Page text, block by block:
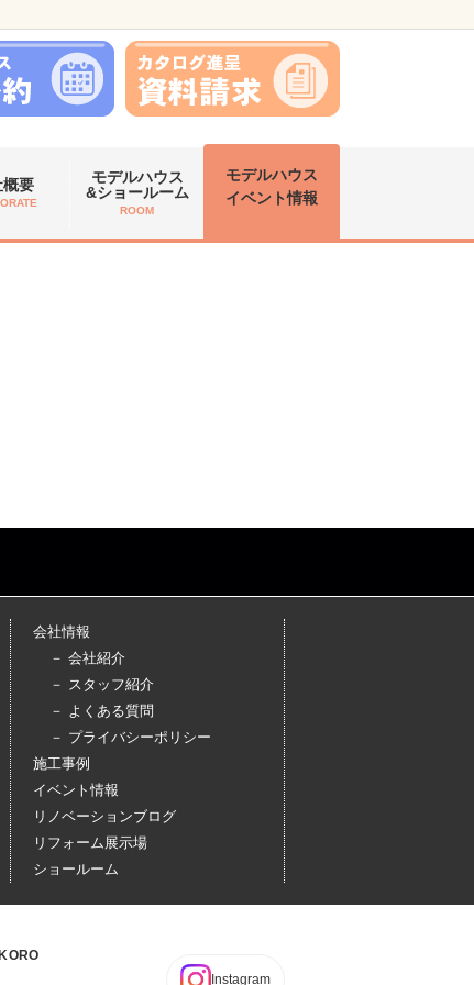
要
モデルハウス
&ショールーム
ROOM
モデルハウス
イベント情報
会社情報
－ 会社紹介
－ スタッフ紹介
－ よくある質問
－ プライバシーポリシー
施工事例
イベント情報
リノベーションブログ
リフォーム展示場
ショールーム
Instagram